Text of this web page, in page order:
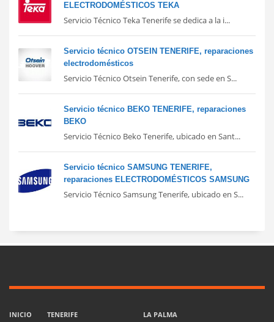
ELECTRODOMÉSTICOS TEKA
Servicio Técnico Teka Tenerife se dedica a la i...
Servicio técnico OTSEIN TENERIFE, reparaciones
electrodomésticos
Servicio Técnico Otsein Tenerife, con sede en S...
Servicio técnico BEKO TENERIFE, reparaciones
BEKO
Servicio Técnico Beko Tenerife, ubicado en Sant...
Servicio técnico SAMSUNG TENERIFE,
reparaciones ELECTRODOMÉSTICOS SAMSUNG
Servicio Técnico Samsung Tenerife, ubicado en S...
INICIO
TENERIFE
LA PALMA